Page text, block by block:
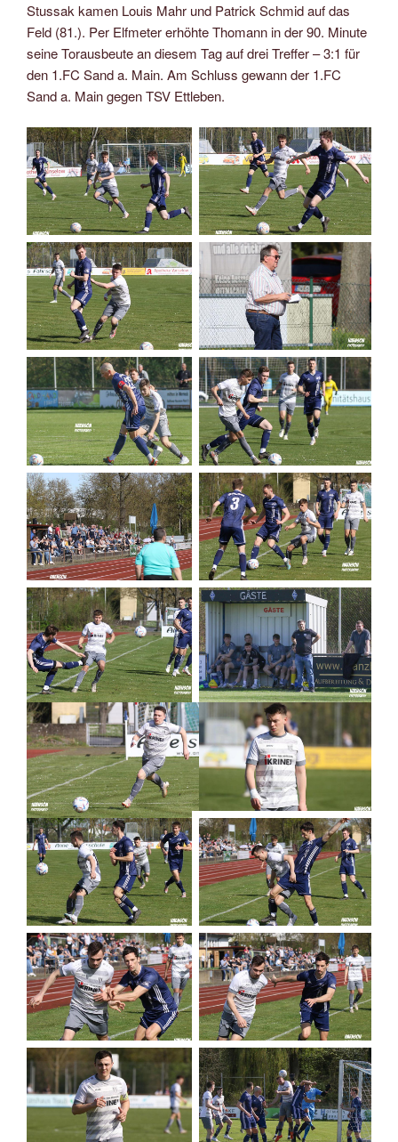
Stussak kamen Louis Mahr und Patrick Schmid auf das
Feld (81.). Per Elfmeter erhöhte Thomann in der 90. Minute
seine Torausbeute an diesem Tag auf drei Treffer – 3:1 für
den 1.FC Sand a. Main. Am Schluss gewann der 1.FC
Sand a. Main gegen TSV Ettleben.